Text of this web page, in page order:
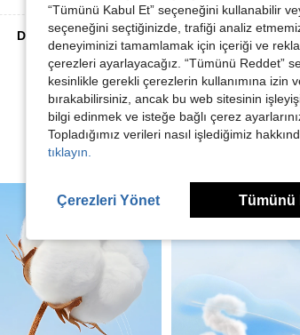
Daha Fazla Değerlendirme Görüntüle
“Tümünü Kabul Et” seçeneğini kullanabilir
seçeneğini seçtiğinizde, trafiği analiz
deneyiminizi tamamlamak için içeriği ve
çerezleri ayarlayacağız. “Tümünü Reddet”
kesinlikle gerekli çerezlerin kullanımına izin
bırakabilirsiniz, ancak bu web sitesinin
bilgi edinmek ve isteğe bağlı çerez
Topladığımız verileri nasıl işlediğimiz
tıklayın.
Çerezleri Yönet Tümünü